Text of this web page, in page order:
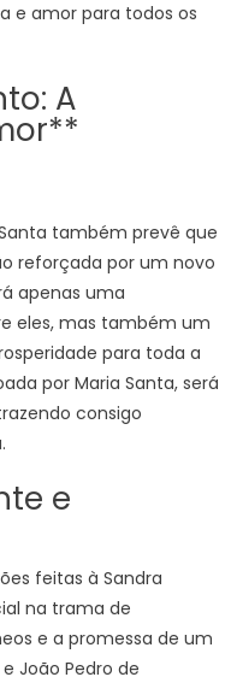
e amor para todos os
A
também prevê que
reforçada por um novo
apenas uma
eles, mas também um
para toda a
por Maria Santa, será
consigo
e
feitas à Sandra
na trama de
e a promessa de um
João Pedro de